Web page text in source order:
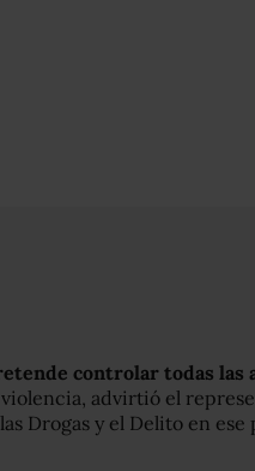
controlar todas las
violencia, advirtió el
Drogas y el Delito en